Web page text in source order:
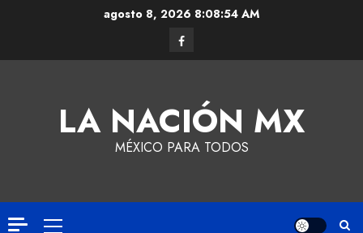
agosto 8, 2026 8:08:54 AM
LA NACIÓN MX
MÉXICO PARA TODOS